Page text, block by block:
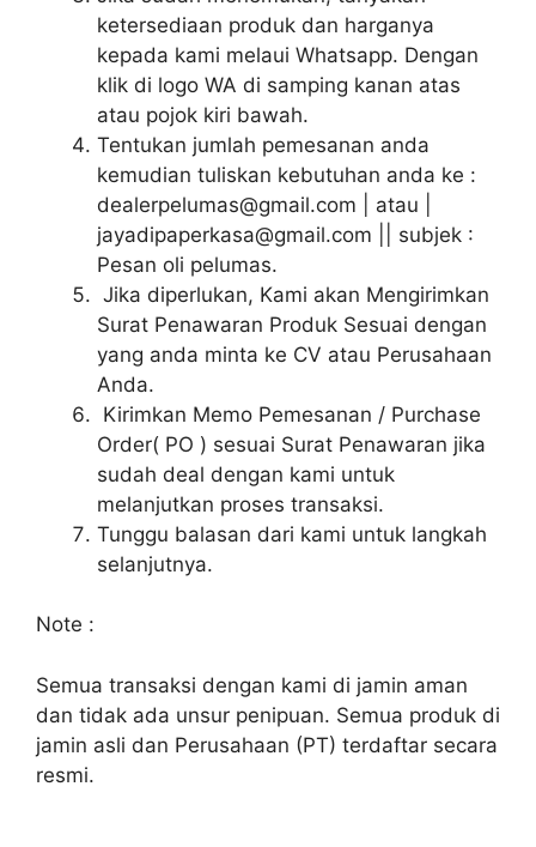
ketersediaan produk dan harganya
kepada kami melaui Whatsapp. Dengan
klik di logo WA di samping kanan atas
atau pojok kiri bawah.
Tentukan jumlah pemesanan anda
kemudian tuliskan kebutuhan anda ke :
dealerpelumas@gmail.com | atau |
jayadipaperkasa@gmail.com || subjek :
Pesan oli pelumas.
Jika diperlukan, Kami akan Mengirimkan
Surat Penawaran Produk Sesuai dengan
yang anda minta ke CV atau Perusahaan
Anda.
Kirimkan Memo Pemesanan / Purchase
Order( PO ) sesuai Surat Penawaran jika
sudah deal dengan kami untuk
melanjutkan proses transaksi.
Tunggu balasan dari kami untuk langkah
selanjutnya.
Note :
Semua transaksi dengan kami di jamin aman
dan tidak ada unsur penipuan. Semua produk di
jamin asli dan Perusahaan (PT) terdaftar secara
resmi.